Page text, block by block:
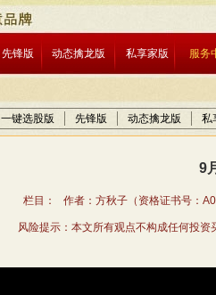
先锋版 动态擒龙版 私享家版 服务
一键选股版 先锋版 动态擒龙版 私
9
栏目： 作者：方秋子（资格证书号：
风险提示：本文所有观点不构成任何投